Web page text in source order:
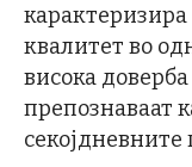
квалитет во
висока
препознаваат